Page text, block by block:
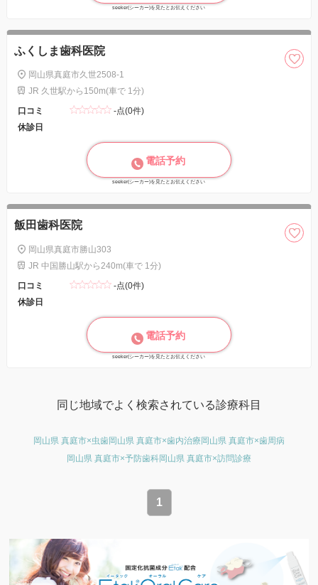
seeker(シーカー)を見たとお伝えください
ふくしま歯科医院
岡山県真庭市久世2508-1
JR 久世駅から150m(車で 1分)
口コミ
-点(0件)
休診日
電話予約
seeker(シーカー)を見たとお伝えください
飯田歯科医院
岡山県真庭市勝山303
JR 中国勝山駅から240m(車で 1分)
口コミ
-点(0件)
休診日
電話予約
seeker(シーカー)を見たとお伝えください
同じ地域でよく検索されている診療科目
岡山県 真庭市×虫歯岡山県 真庭市×歯内治療岡山県 真庭市×歯周病
岡山県 真庭市×予防歯科岡山県 真庭市×訪問診療
1